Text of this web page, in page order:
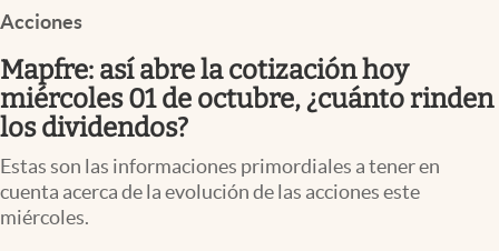
Acciones
Mapfre: así abre la cotización hoy
miércoles 01 de octubre, ¿cuánto rinden
los dividendos?
Estas son las informaciones primordiales a tener en
cuenta acerca de la evolución de las acciones este
miércoles.